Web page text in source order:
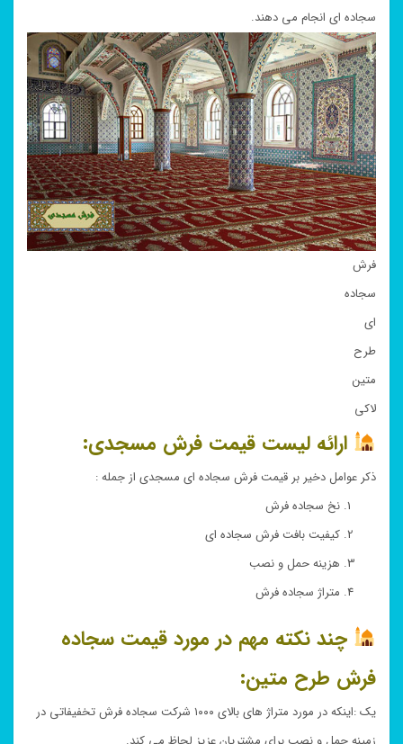
سجاده ای انجام می دهند.
فرش
سجاده
ای
طرح
متین
لاکی
ارائه لیست قیمت فرش مسجدی:
ذکر عوامل دخیر بر قیمت فرش سجاده ای مسجدی از جمله :
نخ سجاده فرش
کیفیت بافت فرش سجاده ای
هزینه حمل و نصب
متراژ سجاده فرش
چند نکته مهم در مورد قیمت سجاده
فرش طرح متین:
یک :اینکه در مورد متراژ های بالای ۱۰۰۰ شرکت سجاده فرش تخفیفاتی در